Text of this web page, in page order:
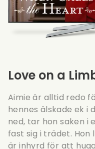
Love on a
Aimie är alltid redo
hennes älskade ek i
ned, tar hon saken i
fast sig i trädet. Hon
är inhyrd för att